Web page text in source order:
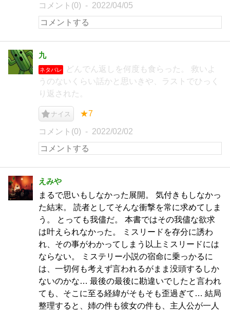
コメント(0) 2022/04/05
九
ネタバレ
どんでん返しを何度も食らった。 救いよ
うのないくらい話かと思いきや、ラストでひっく
り返された。
ナイス ★7
コメント(0) 2022/02/02
えみや
まるで思いもしなかった展開。 気付きもしなかっ
た結末。 読者としてそんな衝撃を常に求めてしま
う。 とっても我儘だ。 本書ではその我儘な欲求
は叶えられなかった。 ミスリードを存分に誘わ
れ、その事がわかってしまう以上ミスリードには
ならない。 ミステリー小説の宿命に乗っかるに
は、一切何も考えず言われるがまま没頭するしか
ないのかな… 最後の最後に勘違いでしたと言われ
ても、そこに至る経緯がそもそも歪過ぎて… 結局
整理すると、姉の件も彼女の件も、主人公が一人